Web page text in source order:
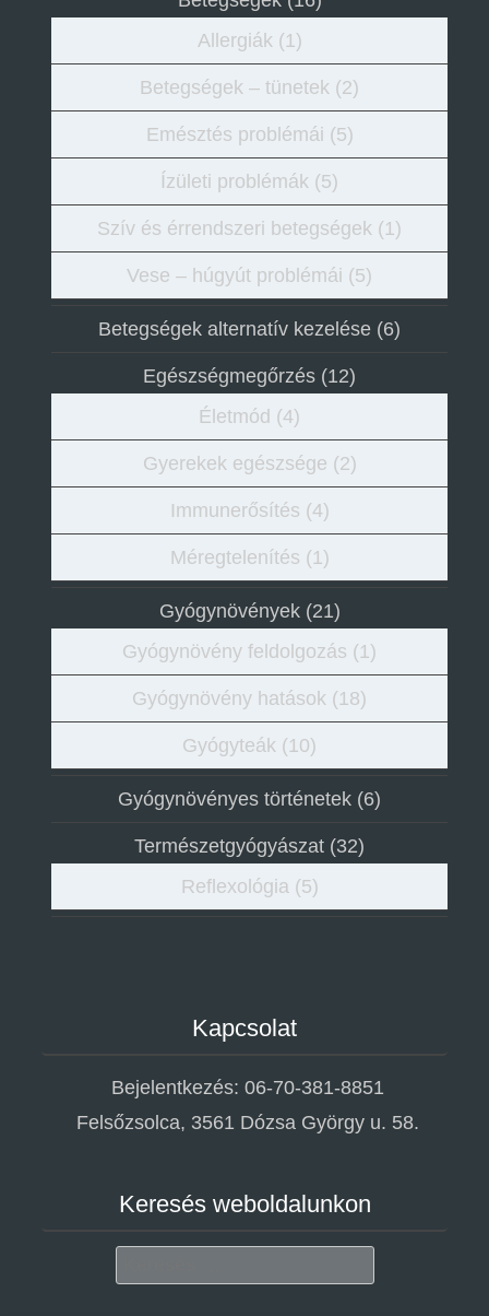
Allergiák (1)
Betegségek – tünetek (2)
Emésztés problémái (5)
Ízületi problémák (5)
Szív és érrendszeri betegségek (1)
Vese – húgyút problémái (5)
Betegségek alternatív kezelése (6)
Egészségmegőrzés (12)
Életmód (4)
Gyerekek egészsége (2)
Immunerősítés (4)
Méregtelenítés (1)
Gyógynövények(21)
Gyógynövény feldolgozás (1)
Gyógynövény hatások (18)
Gyógyteák (10)
Gyógynövényes történetek (6)
Természetgyógyászat (32)
Reflexológia (5)
Kapcsolat
Bejelentkezés: 06-70-381-8851
Felsőzsolca, 3561 Dózsa György u. 58.
Keresés weboldalunkon